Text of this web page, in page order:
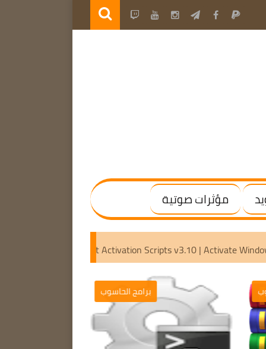
مؤثرات صوتية
Microsoft Activation Scripts v3.10 |
برامج الحاسوب